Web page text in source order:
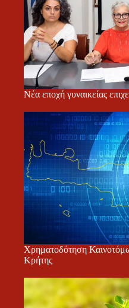
Νέα εποχή γυναικείας
Χρηματοδότηση
Κρήτης